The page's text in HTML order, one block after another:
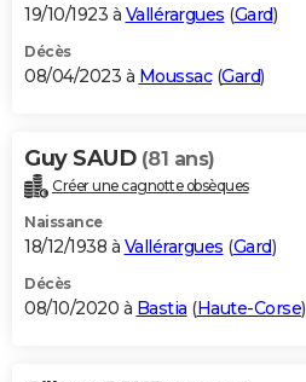
19/10/1923 à Vallérargues (Gard)
Décès
08/04/2023 à Moussac(Gard)
Guy SAUD (81 ans)
Créer une cagnotte obsèques
Naissance
18/12/1938 à Vallérargues (Gard)
Décès
08/10/2020 à Bastia (Haute-Corse)